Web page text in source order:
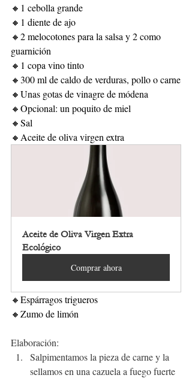
🔸1 cebolla grande
🔸1 diente de ajo
🔸2 melocotones para la salsa y 2 como
guarnición
🔸1 copa vino tinto
🔸300 ml de caldo de verduras, pollo o carne
🔸Unas gotas de vinagre de módena
🔸Opcional: un poquito de miel
🔸Sal
🔸Aceite de oliva virgen extra
Aceite de Oliva Virgen Extra
Ecológico
Comprar ahora
🔸Espárragos trigueros
🔸Zumo de limón
Elaboración:
Salpimentamos la pieza de carne y la
sellamos en una cazuela a fuego fuerte